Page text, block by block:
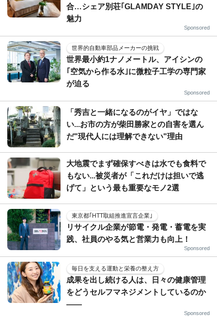
合…シェア別荘｢GLAMDAY STYLE｣の
魅力
Sponsored
世界的自動車部品メーカーの挑戦
世界最小約1ナノメートル、アイシンの
｢空気から作る水｣に微粒子工学の専門家
が迫る
Sponsored
「秀吉と一緒になるのがイヤ」ではな
い...お市の方が柴田勝家との自害を選ん
だ"現代人には理解できない"理由
大地震でまず確保すべきは水でも食料で
もない...被災者が「これだけは担いで逃
げて」という最も重要なモノ2選
東京都｢HTT取組推進宣言企業｣
リサイクル企業が節電・発電・蓄電を実
践、社員のやる気と営業力も向上！
Sponsored
毎日を支える運動と栄養の整え方
成果を出し続ける人は、日々の健康管理
をどうセルフマネジメントしているのか
——
Sponsored